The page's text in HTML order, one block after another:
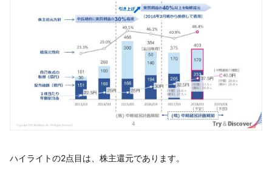
ハイライトの2点目は、株主還元であります。